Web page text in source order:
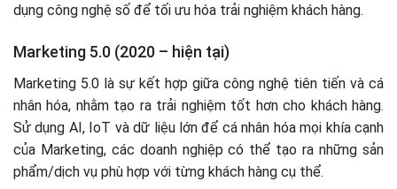
dụng công nghệ số để tối ưu hóa trải nghiệm khách hàng.
Marketing 5.0 (2020 – hiện tại)
Marketing 5.0 là sự kết hợp giữa công nghệ tiên tiến và cá
nhân hóa, nhằm tạo ra trải nghiệm tốt hơn cho khách hàng.
Sử dụng AI, IoT và dữ liệu lớn để cá nhân hóa mọi khía cạnh
của Marketing, các doanh nghiệp có thể tạo ra những sản
phẩm/dịch vụ phù hợp với từng khách hàng cụ thể.